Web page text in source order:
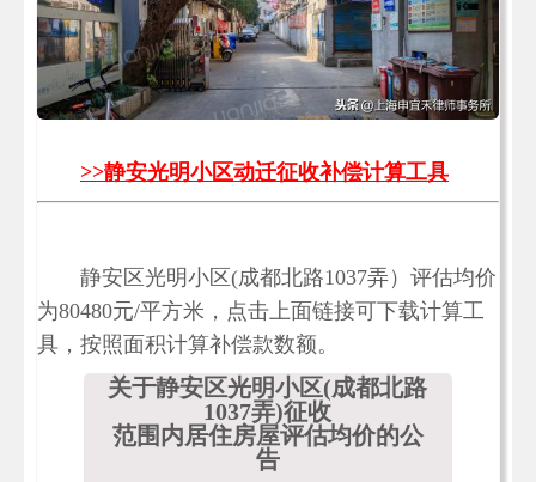
>>静安光明小区动迁征收补偿计算工具
静安区光明小区(成都北路1037弄）评估均价
为80480元/平方米，点击上面链接可下载计算工
具，按照面积计算补偿款数额。
关于静安区光明小区(成都北路
1037弄)征收
范围内居住房屋评估均价的公
告